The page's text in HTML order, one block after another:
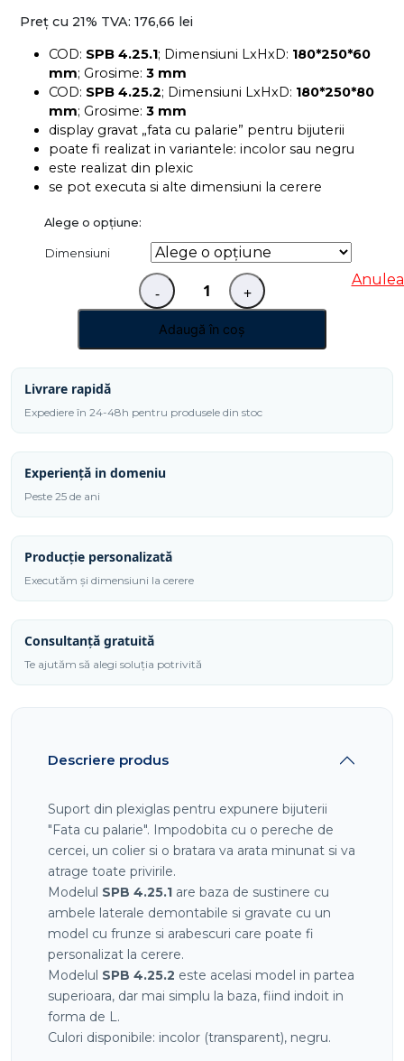
Preț cu 21% TVA: 176,66 lei
COD: SPB 4.25.1; Dimensiuni LxHxD: 180*250*60
mm; Grosime: 3 mm
COD: SPB 4.25.2; Dimensiuni LxHxD: 180*250*80
mm; Grosime: 3 mm
display gravat „fata cu palarie” pentru bijuterii
poate fi realizat in variantele: incolor sau negru
este realizat din plexic
se pot executa si alte dimensiuni la cerere
Dimensiuni
-
Cantitate
Display
pentru
bijuterii
"Fata
cu
palarie"
4.25
+
Adaugă în coș
Livrare rapidă
Expediere în 24-48h pentru produsele din stoc
Experiență in domeniu
Peste 25 de ani
Producție personalizată
Executăm și dimensiuni la cerere
Consultanță gratuită
Te ajutăm să alegi soluția potrivită
Descriere produs
Suport din plexiglas pentru expunere bijuterii
"Fata cu palarie". Impodobita cu o pereche de
cercei, un colier si o bratara va arata minunat si va
atrage toate privirile.
Modelul SPB 4.25.1 are baza de sustinere cu
ambele laterale demontabile si gravate cu un
model cu frunze si arabescuri care poate fi
personalizat la cerere.
Modelul SPB 4.25.2 este acelasi model in partea
superioara, dar mai simplu la baza, fiind indoit in
forma de L.
Culori disponibile: incolor (transparent), negru.